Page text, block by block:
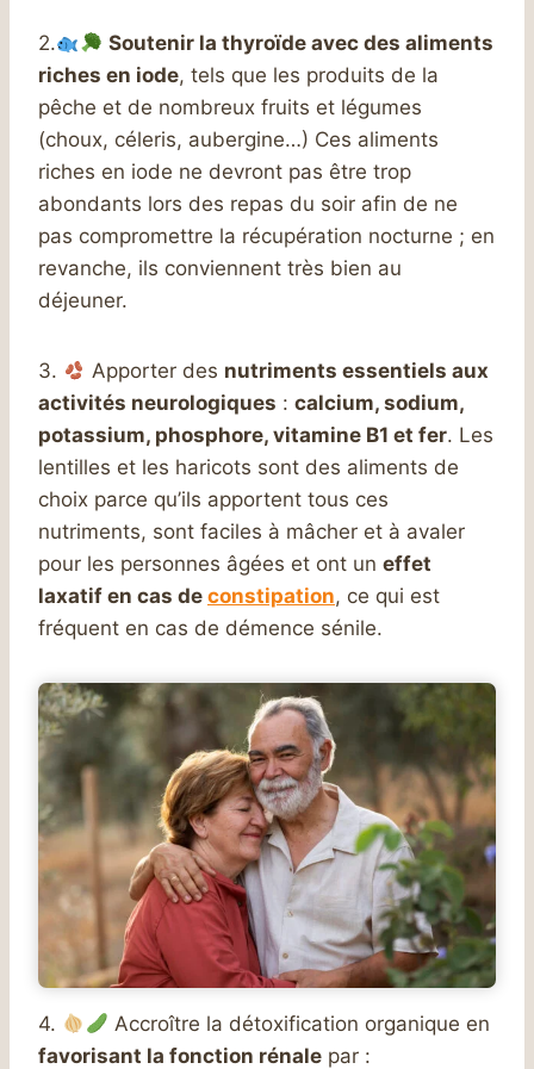
2.
Soutenir la thyroïde avec des aliments
riches en iode, tels que les produits de la
pêche et de nombreux fruits et légumes
(choux, céleris, aubergine…) Ces aliments
riches en iode ne devront pas être trop
abondants lors des repas du soir afin de ne
pas compromettre la récupération nocturne ; en
revanche, ils conviennent très bien au
déjeuner.
3. Apporter des nutriments essentiels aux
activités neurologiques : calcium, sodium,
potassium, phosphore, vitamine B1 et fer. Les
lentilles et les haricots sont des aliments de
choix parce qu’ils apportent tous ces
nutriments, sont faciles à mâcher et à avaler
pour les personnes âgées et ont un effet
laxatif en cas de constipation, ce qui est
fréquent en cas de démence sénile.
4.
Accroître la détoxification organique en
favorisant la fonction rénale par :